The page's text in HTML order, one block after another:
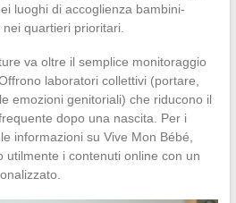
luoghi di accoglienza bambini-
quartieri prioritari.
va oltre il semplice monitoraggio
laboratori collettivi (portare,
emozioni genitoriali) che riducono il
dopo una nascita. Per i
informazioni su Vive Mon Bébé,
utilmente i contenuti online con un